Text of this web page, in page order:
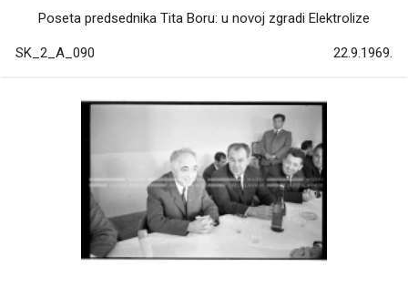
Poseta predsednika Tita Boru: u novoj zgradi Elektrolize
SK_2_A_090 22.9.1969.